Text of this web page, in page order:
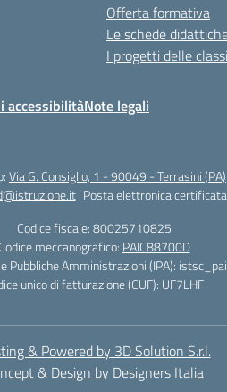
Offerta formativa
Le schede
I progetti delle classi
accessibilitàNote legali
Via G. Consiglio, 1 - 90049 - Terrasini (PA)
Posta elettronica certificata
Codice fiscale: 80025710825
Codice meccanografico: PAIC88700D
Pubbliche Amministrazioni (IPA):
unico di fatturazione (CUF): UF7LHF
& Powered by 3D Solution S.r.l.
& Design by Designers Italia